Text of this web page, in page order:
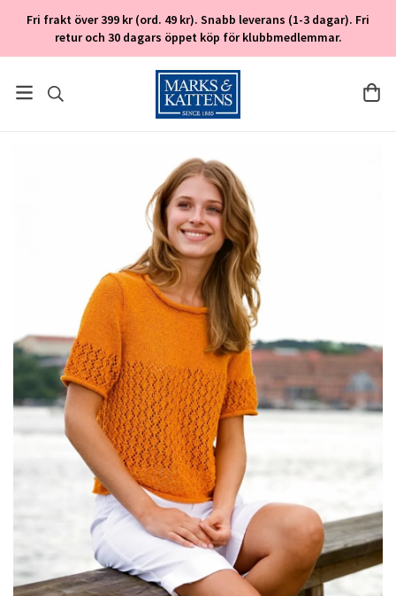
Fri frakt över 399 kr (ord. 49 kr). Snabb leverans (1-3 dagar). Fri
retur och 30 dagars öppet köp för klubbmedlemmar.